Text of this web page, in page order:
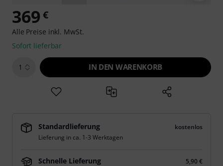
369 €
Alle Preise inkl. MwSt.
Sofort lieferbar
1 IN DEN WARENKORB
Standardlieferung
kostenlos
Lieferung in ca. 1-3 Werktagen
Schnelle Lieferung
5,90 €